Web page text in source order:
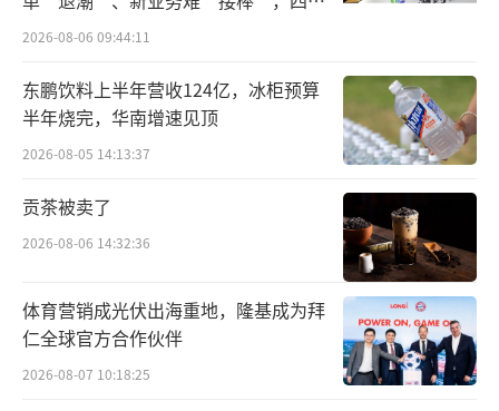
需求等”。
值得一提的是，千禾味业还在计划继续扩
产，并正在进行项目建设。财报显示，千禾味
业投资总额为12.6亿元的“年产60万吨调味品
智能制造项目”，建设周期为2020年1月—202
4年12月，共计五年，分两期建设，其中第一期
年产20万吨酱油、10万吨料酒生产线建设已于2
023年2月底竣工转固投入使用；第二期将完成
年产30万吨酱油生产线建设。截至2024年6月3
0日，该项目累计投入110840.75万元。
难关待闯
2026-08-06 09:44:11
东鹏饮料上半年营收124亿，冰柜预算
半年烧完，华南增速见顶
2026-08-05 14:13:37
贡茶被卖了
2026-08-06 14:32:36
体育营销成光伏出海重地，隆基成为拜
仁全球官方合作伙伴
2026-08-07 10:18:25